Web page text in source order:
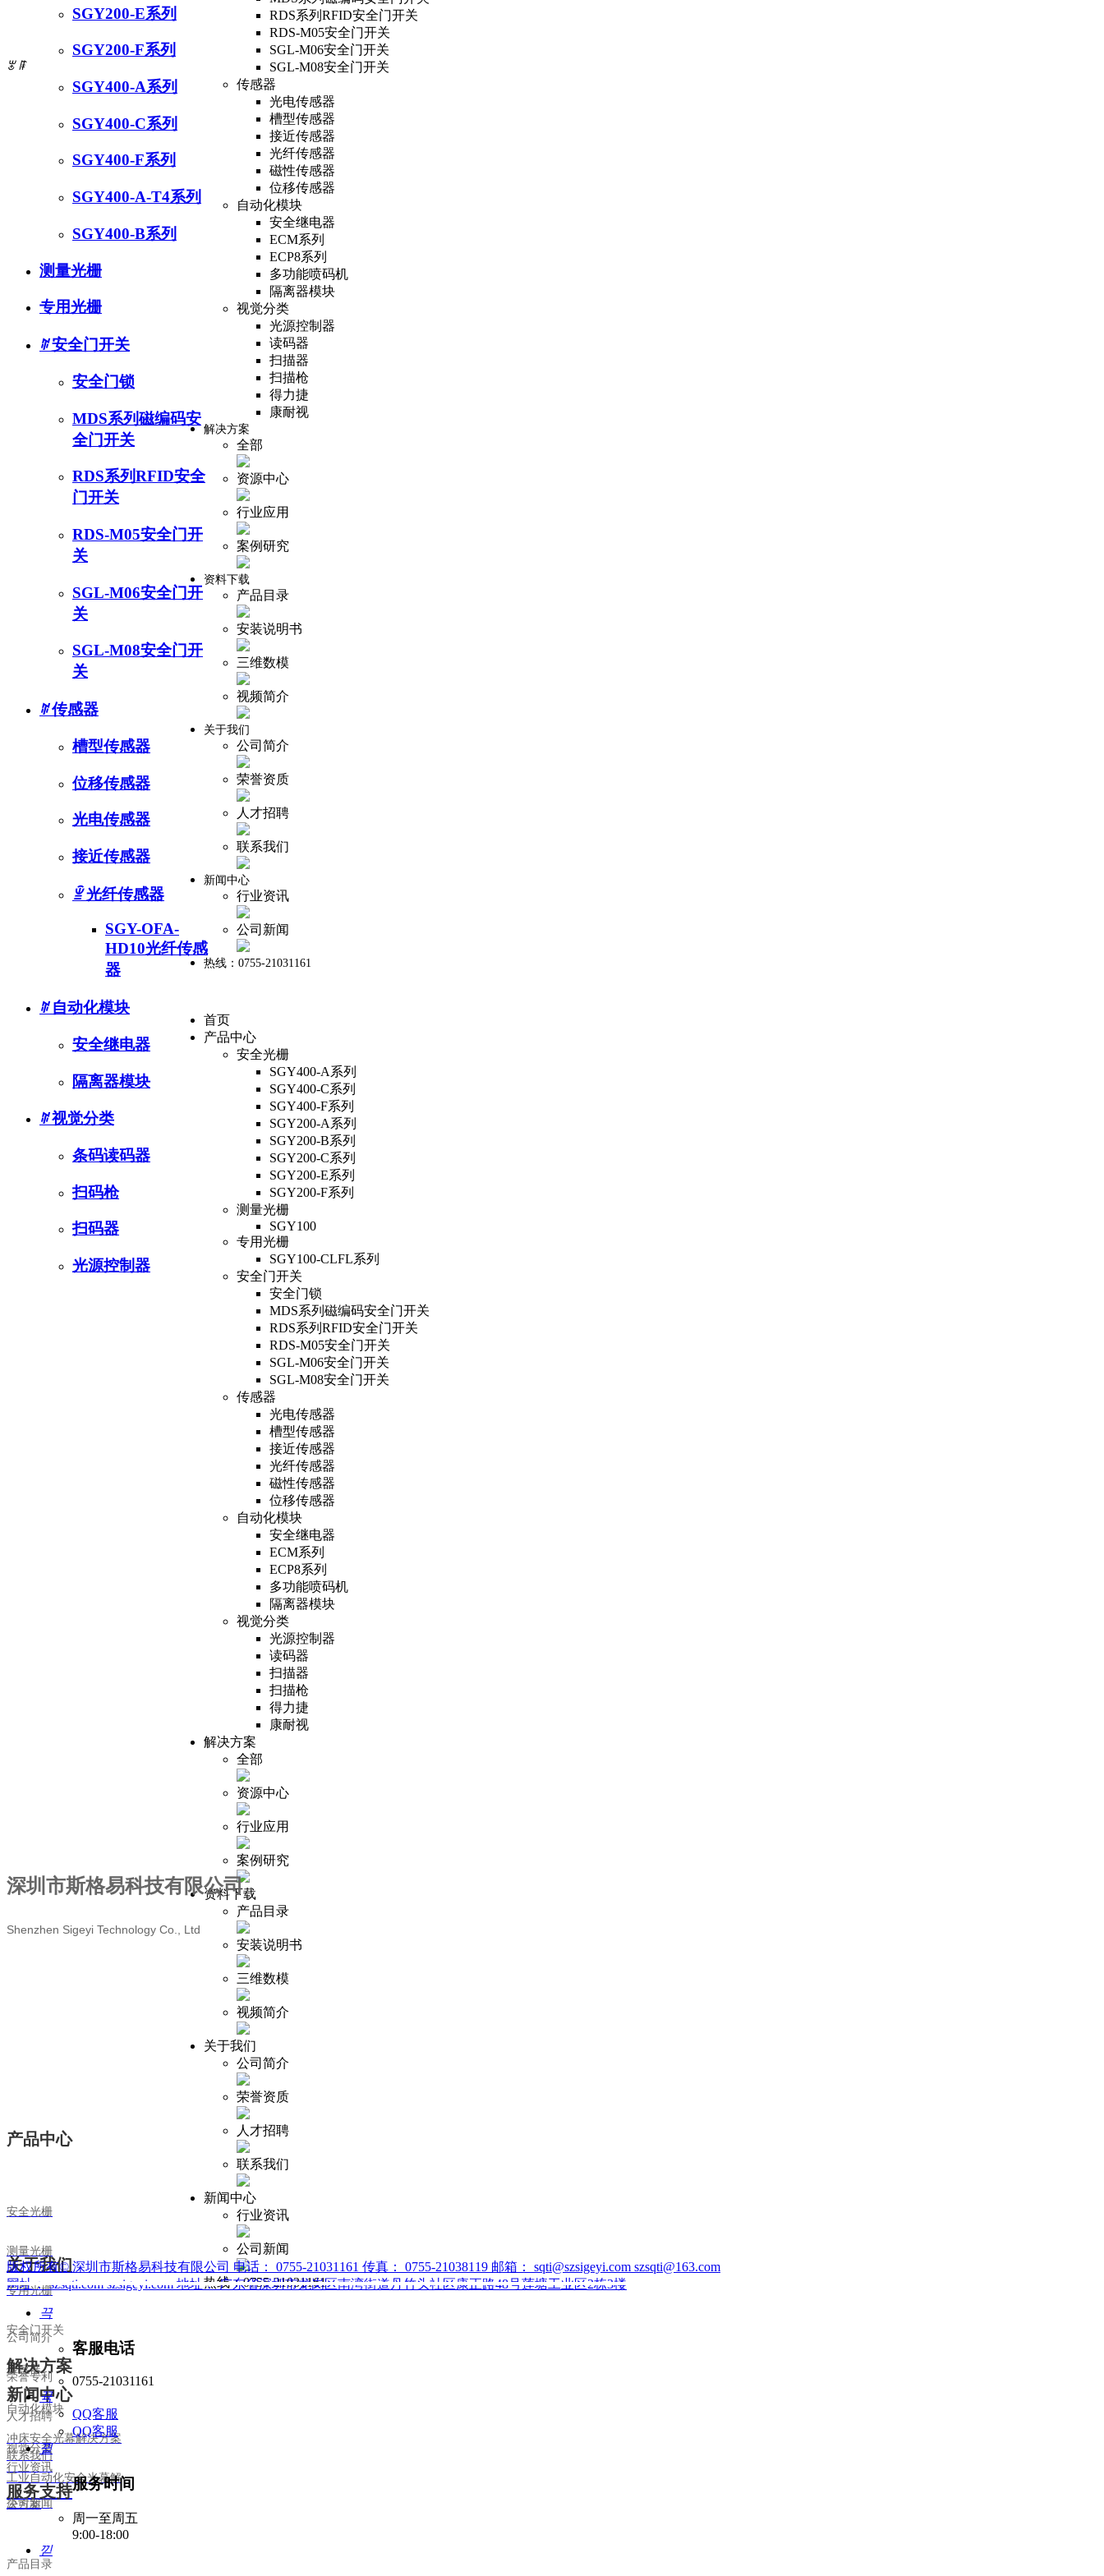
RDS系列RFID安全门开关
RDS-M05安全门开关
SGL-M06安全门开关
SGL-M08安全门开关
传感器
光电传感器
槽型传感器
接近传感器
光纤传感器
磁性传感器
位移传感器
自动化模块
安全继电器
ECM系列
ECP8系列
多功能喷码机
隔离器模块
视觉分类
光源控制器
读码器
扫描器
扫描枪
得力捷
康耐视
解决方案
全部
资源中心
行业应用
案例研究
资料下载
产品目录
安装说明书
三维数模
视频简介
关于我们
公司简介
荣誉资质
人才招聘
联系我们
新闻中心
行业资讯
公司新闻
热线：0755-21031161
首页
产品中心
安全光栅
SGY400-A系列
SGY400-C系列
SGY400-F系列
SGY200-A系列
SGY200-B系列
SGY200-C系列
SGY200-E系列
SGY200-F系列
测量光栅
SGY100
专用光栅
SGY100-CLFL系列
安全门开关
安全门锁
MDS系列磁编码安全门开关
RDS系列RFID安全门开关
RDS-M05安全门开关
SGL-M06安全门开关
SGL-M08安全门开关
传感器
光电传感器
槽型传感器
接近传感器
光纤传感器
磁性传感器
位移传感器
自动化模块
安全继电器
ECM系列
ECP8系列
多功能喷码机
隔离器模块
视觉分类
光源控制器
读码器
扫描器
扫描枪
得力捷
康耐视
解决方案
全部
资源中心
行业应用
案例研究
资料下载
产品目录
安装说明书
三维数模
视频简介
关于我们
公司简介
荣誉资质
人才招聘
联系我们
新闻中心
行业资讯
公司新闻
热线：0755-21031161
SGY200-E系列
SGY200-F系列
SGY400-A系列
SGY400-C系列
SGY400-F系列
SGY400-A-T4系列
SGY400-B系列
测量光栅
专用光栅
ꄶ 安全门开关
安全门锁
MDS系列磁编码安
全门开关
RDS系列RFID安全
门开关
RDS-M05安全门开
关
SGL-M06安全门开
关
SGL-M08安全门开
关
ꄶ 传感器
槽型传感器
位移传感器
光电传感器
接近传感器
ꁇ 光纤传感器
SGY-OFA-
HD10光纤传感
器
ꄶ 自动化模块
安全继电器
隔离器模块
ꄶ 视觉分类
条码读码器
扫码枪
扫码器
光源控制器
ꂃ ꁹ
深圳市斯格易科技有限公司
Shenzhen Sigeyi Technology Co., Ltd
产品中心
安全光栅
测量光栅
专用光栅
安全门开关
传感器
自动化模块
视觉分类
解决方案
冲床安全光幕解决方案
工业自动化安全光幕解
决方案
服务支持
产品目录
关于我们
公司简介
荣誉专利
人才招聘
联系我们
新闻中心
行业资讯
公司新闻
版权所有© 深圳市斯格易科技有限公司 电话： 0755-21031161 传真： 0755-21038119 邮箱：
sqti@szsigeyi.com szsqti@163.com
网址： szsqti.com szsigeyi.com 地址： 广东省深圳市龙岗区南湾街道丹竹头社区康正路48号莲塘工业区2栋3楼
끅
客服电话
0755-21031161
뀩
QQ客服
QQ客服
뀥
服务时间
周一至周五
9:00-18:00
낃